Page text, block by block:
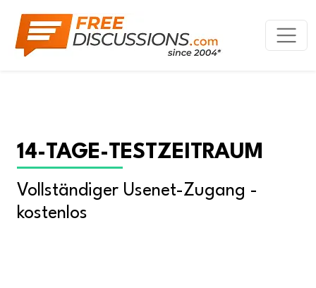
14-TAGE-TESTZEITRAUM
Vollständiger Usenet-Zugang -
kostenlos